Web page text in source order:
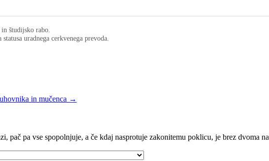
študijsko rabo.
uradnega cerkvenega prevoda.
in mučenca →
pač pa vse spopolnjuje, a če kdaj nasprotuje zakonitemu poklicu, je brez dvoma